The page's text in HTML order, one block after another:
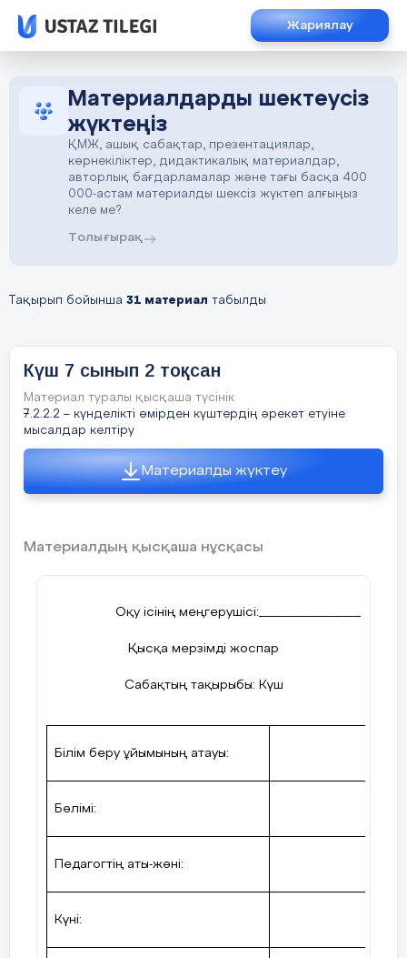
Жариялау
Материалдарды шектеусіз
жүктеңіз
ҚМЖ, ашық сабақтар, презентациялар,
көрнекіліктер, дидактикалық материалдар,
авторлық бағдарламалар және тағы басқа 400
000-астам материалды шексіз жүктеп алғыңыз
келе ме?
Толығырақ
Тақырып бойынша 31 материал табылды
Күш 7 сынып 2 тоқсан
Материал туралы қысқаша түсінік
7.2.2.2 – күнделікті өмірден күштердің әрекет етуіне
мысалдар келтіру
Материалды жүктеу
Материалдың қысқаша нұсқасы
Оқу ісінің меңгерушісі:
Қысқа мерзімді жоспар
Сабақтың тақырыбы: Күш
Білім беру ұйымының атауы:
Бөлімі:
Педагогтің аты-жөні:
Күні: